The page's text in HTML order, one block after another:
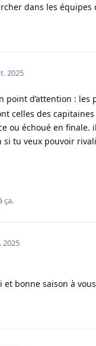
dans les
2025
point d’attention : les
celles des
ou échoué en finale.
si tu veux pouvoir
ça.
2025
et bonne saison à